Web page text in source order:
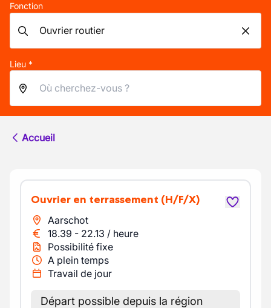
Fonction
Lieu *
Accueil
Ouvrier en terrassement (H/F/X)
Aarschot
18.39 - 22.13 / heure
Possibilité fixe
A plein temps
Travail de jour
Départ possible depuis la région